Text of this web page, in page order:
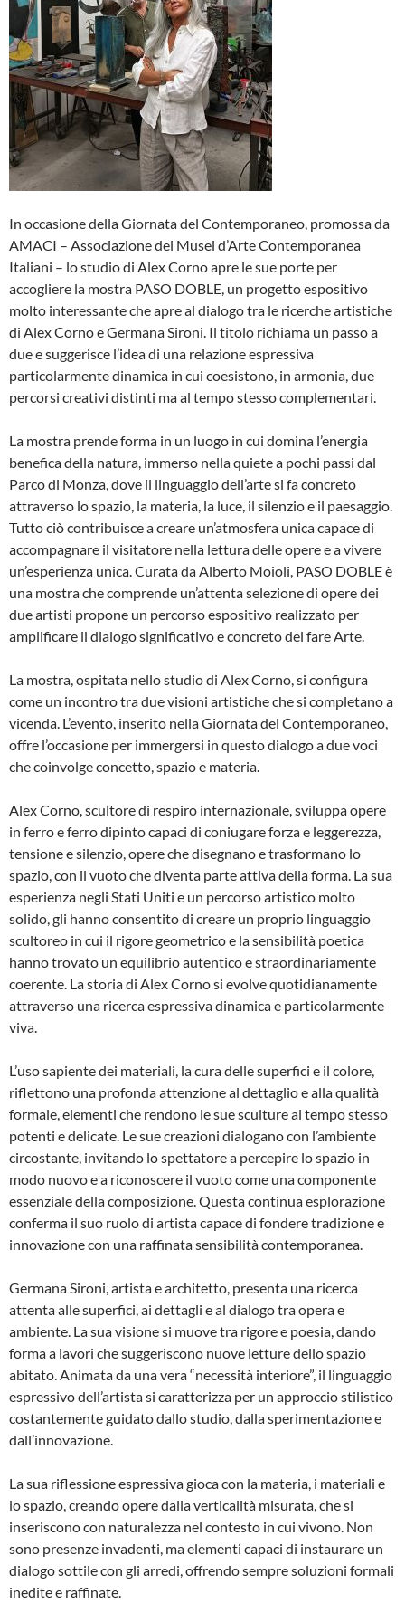
In occasione della Giornata del Contemporaneo, promossa da
AMACI – Associazione dei Musei d’Arte Contemporanea
Italiani – lo studio di Alex Corno apre le sue porte per
accogliere la mostra PASO DOBLE, un progetto espositivo
molto interessante che apre al dialogo tra le ricerche artistiche
di Alex Corno e Germana Sironi. Il titolo richiama un passo a
due e suggerisce l’idea di una relazione espressiva
particolarmente dinamica in cui coesistono, in armonia, due
percorsi creativi distinti ma al tempo stesso complementari.
La mostra prende forma in un luogo in cui domina l’energia
benefica della natura, immerso nella quiete a pochi passi dal
Parco di Monza, dove il linguaggio dell’arte si fa concreto
attraverso lo spazio, la materia, la luce, il silenzio e il paesaggio.
Tutto ciò contribuisce a creare un’atmosfera unica capace di
accompagnare il visitatore nella lettura delle opere e a vivere
un’esperienza unica. Curata da Alberto Moioli, PASO DOBLE è
una mostra che comprende un’attenta selezione di opere dei
due artisti propone un percorso espositivo realizzato per
amplificare il dialogo significativo e concreto del fare Arte.
La mostra, ospitata nello studio di Alex Corno, si configura
come un incontro tra due visioni artistiche che si completano a
vicenda. L’evento, inserito nella Giornata del Contemporaneo,
offre l’occasione per immergersi in questo dialogo a due voci
che coinvolge concetto, spazio e materia.
Alex Corno, scultore di respiro internazionale, sviluppa opere
in ferro e ferro dipinto capaci di coniugare forza e leggerezza,
tensione e silenzio, opere che disegnano e trasformano lo
spazio, con il vuoto che diventa parte attiva della forma. La sua
esperienza negli Stati Uniti e un percorso artistico molto
solido, gli hanno consentito di creare un proprio linguaggio
scultoreo in cui il rigore geometrico e la sensibilità poetica
hanno trovato un equilibrio autentico e straordinariamente
coerente. La storia di Alex Corno si evolve quotidianamente
attraverso una ricerca espressiva dinamica e particolarmente
viva.
L’uso sapiente dei materiali, la cura delle superfici e il colore,
riflettono una profonda attenzione al dettaglio e alla qualità
formale, elementi che rendono le sue sculture al tempo stesso
potenti e delicate. Le sue creazioni dialogano con l’ambiente
circostante, invitando lo spettatore a percepire lo spazio in
modo nuovo e a riconoscere il vuoto come una componente
essenziale della composizione. Questa continua esplorazione
conferma il suo ruolo di artista capace di fondere tradizione e
innovazione con una raffinata sensibilità contemporanea.
Germana Sironi, artista e architetto, presenta una ricerca
attenta alle superfici, ai dettagli e al dialogo tra opera e
ambiente. La sua visione si muove tra rigore e poesia, dando
forma a lavori che suggeriscono nuove letture dello spazio
abitato. Animata da una vera “necessità interiore”, il linguaggio
espressivo dell’artista si caratterizza per un approccio stilistico
costantemente guidato dallo studio, dalla sperimentazione e
dall’innovazione.
La sua riflessione espressiva gioca con la materia, i materiali e
lo spazio, creando opere dalla verticalità misurata, che si
inseriscono con naturalezza nel contesto in cui vivono. Non
sono presenze invadenti, ma elementi capaci di instaurare un
dialogo sottile con gli arredi, offrendo sempre soluzioni formali
inedite e raffinate.